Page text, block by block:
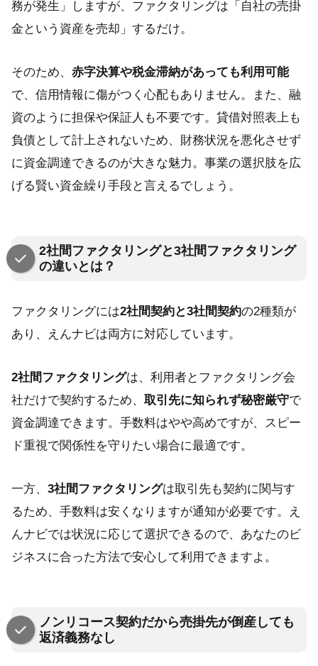
務が発生」しますが、ファクタリングは「自社の売掛
金という資産を売却」するだけ。
そのため、 赤字決算や税金滞納があっても利用可能
で、信用情報に傷がつく心配もありません。また、融
資のように担保や保証人も不要です。貸借対照表上も
負債として計上されないため、財務状況を悪化させず
に資金調達できるのが大きな魅力。事業の選択肢を広
げる賢い資金繰り手段と言えるでしょう。
2社間ファクタリングと3社間ファクタリング
の違いとは？
ファクタリングには2社間契約と3社間契約の2種類が
あり、えんナビは両方に対応しています。
2社間ファクタリングは、利用者とファクタリング会
社だけで契約するため、 取引先に知られず秘密厳守で
資金調達できます。手数料はやや高めですが、スピー
ド重視で関係性を守りたい場合に最適です。
一方、 3社間ファクタリングは取引先も契約に関与す
るため、手数料は安くなりますが通知が必要です。え
んナビでは状況に応じて選択できるので、あなたのビ
ジネスに合った方法で安心して利用できますよ。
ノンリコース契約だから売掛先が倒産しても
返済義務なし